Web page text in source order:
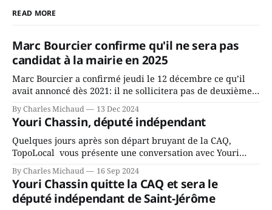
READ MORE
Marc Bourcier confirme qu'il ne sera pas
candidat à la mairie en 2025
Marc Bourcier a confirmé jeudi le 12 décembre ce qu’il
avait annoncé dès 2021: il ne sollicitera pas de deuxième
mandat à titre de maire de Saint-Jérôme. Bourcier en a
fait l’annonce en s’adressant aux employés de la ville,
rassemblés en soirée pour leur traditionnel souper
By Charles Michaud 13 Dec 2024
Youri Chassin, député indépendant
Quelques jours après son départ bruyant de la CAQ,
TopoLocal vous présente une conversation avec Youri
Chassin. Nous avons causé de sa décision. Y songeait-il
depuis longtemps? Sera-t-il candidat indépendant dans 2
ans? Joindrait-il un autre parti, par exemple les
conservateurs d’Éric Duhaime? Que lui
By Charles Michaud 16 Sep 2024
Youri Chassin quitte la CAQ et sera le
député indépendant de Saint-Jérôme